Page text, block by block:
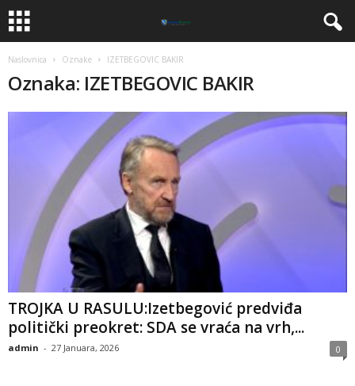
Naslovnica Oznake IZETBEGOVIC BAKIR
Oznaka: IZETBEGOVIC BAKIR
TROJKA U RASULU:​Izetbegović predviđa
politički preokret: SDA se vraća na vrh,...
admin - 27 Januara, 2026 0